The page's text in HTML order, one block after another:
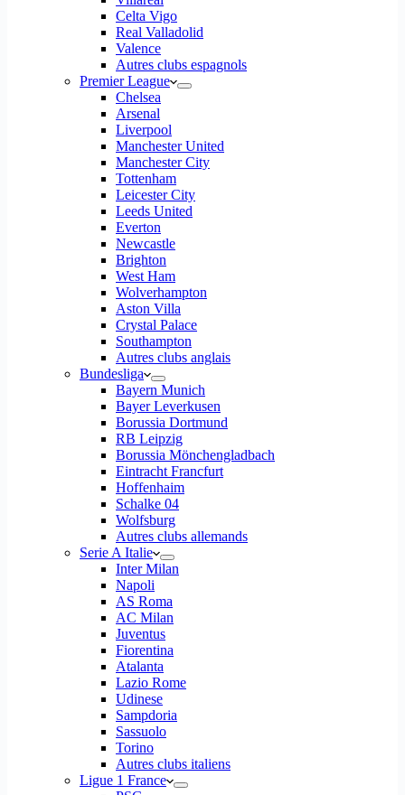
Celta Vigo
Real Valladolid
Valence
Autres clubs espagnols
Premier League
Chelsea
Arsenal
Liverpool
Manchester United
Manchester City
Tottenham
Leicester City
Leeds United
Everton
Newcastle
Brighton
West Ham
Wolverhampton
Aston Villa
Crystal Palace
Southampton
Autres clubs anglais
Bundesliga
Bayern Munich
Bayer Leverkusen
Borussia Dortmund
RB Leipzig
Borussia Mönchengladbach
Eintracht Francfurt
Hoffenhaim
Schalke 04
Wolfsburg
Autres clubs allemands
Serie A Italie
Inter Milan
Napoli
AS Roma
AC Milan
Juventus
Fiorentina
Atalanta
Lazio Rome
Udinese
Sampdoria
Sassuolo
Torino
Autres clubs italiens
Ligue 1 France